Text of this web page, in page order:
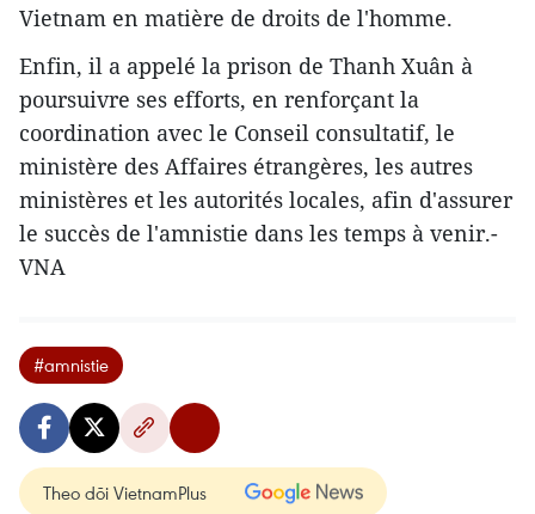
Vietnam en matière de droits de l'homme.
Enfin, il a appelé la prison de Thanh Xuân à
poursuivre ses efforts, en renforçant la
coordination avec le Conseil consultatif, le
ministère des Affaires étrangères, les autres
ministères et les autorités locales, afin d'assurer
le succès de l'amnistie dans les temps à venir.-
VNA
#amnistie
Theo dõi VietnamPlus